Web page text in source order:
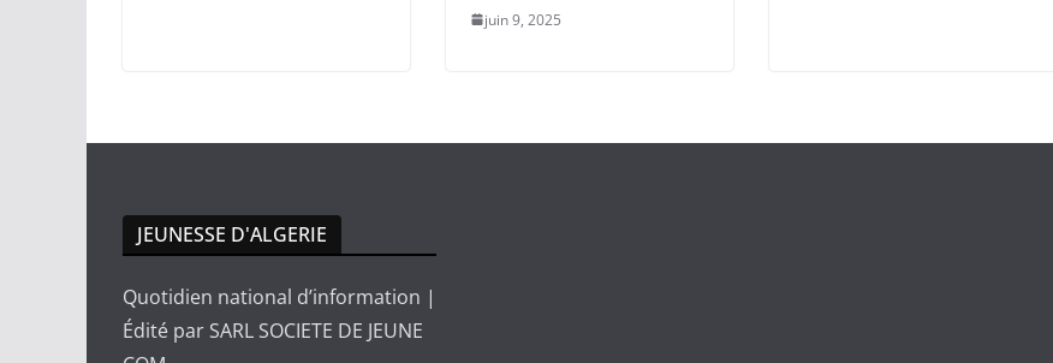
juin 9, 2025
JEUNESSE D'ALGERIE
Quotidien national d’information |
Édité par SARL SOCIETE DE JEUNE